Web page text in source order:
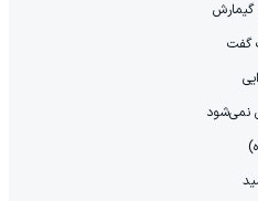
گیمارش
گفت
نمی‌شود